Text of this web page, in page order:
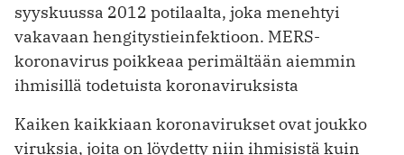
syyskuussa 2012 potilaalta, joka menehtyi
vakavaan hengitystieinfektioon. MERS-
koronavirus poikkeaa perimältään aiemmin
ihmisillä todetuista koronaviruksista
Kaiken kaikkiaan koronavirukset ovat joukko
viruksia, joita on löydetty niin ihmisistä kuin